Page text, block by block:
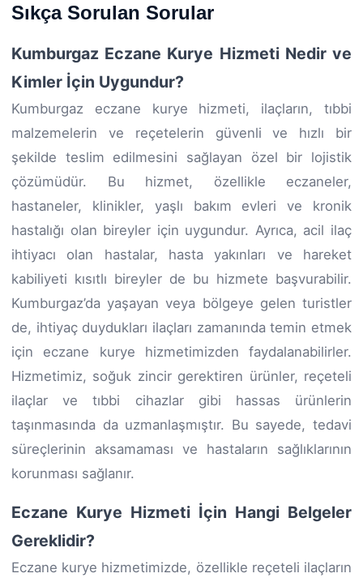
Sıkça Sorulan Sorular
Kumburgaz Eczane Kurye Hizmeti Nedir ve
Kimler İçin Uygundur?
Kumburgaz eczane kurye hizmeti, ilaçların, tıbbi
malzemelerin ve reçetelerin güvenli ve hızlı bir
şekilde teslim edilmesini sağlayan özel bir lojistik
çözümüdür. Bu hizmet, özellikle eczaneler,
hastaneler, klinikler, yaşlı bakım evleri ve kronik
hastalığı olan bireyler için uygundur. Ayrıca, acil ilaç
ihtiyacı olan hastalar, hasta yakınları ve hareket
kabiliyeti kısıtlı bireyler de bu hizmete başvurabilir.
Kumburgaz’da yaşayan veya bölgeye gelen turistler
de, ihtiyaç duydukları ilaçları zamanında temin etmek
için eczane kurye hizmetimizden faydalanabilirler.
Hizmetimiz, soğuk zincir gerektiren ürünler, reçeteli
ilaçlar ve tıbbi cihazlar gibi hassas ürünlerin
taşınmasında da uzmanlaşmıştır. Bu sayede, tedavi
süreçlerinin aksamaması ve hastaların sağlıklarının
korunması sağlanır.
Eczane Kurye Hizmeti İçin Hangi Belgeler
Gereklidir?
Eczane kurye hizmetimizde, özellikle reçeteli ilaçların